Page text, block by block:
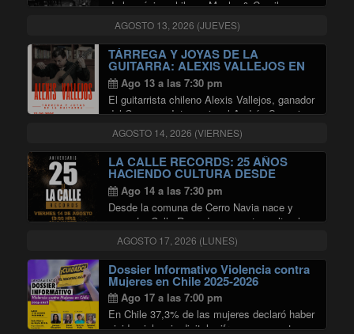
de la música chilena; Macha & Camilo
Salinas, acompañados por el Cuarteto
Austral y Martín Benavides.
AGOSTO 13, 2026 (JUEVES)
TÁRREGA Y JOYAS DE LA
GUITARRA: ALEXIS VALLEJOS EN
SALA MASTER
Ago 13 a las 7:30 pm
El guitarrista chileno Alexis Vallejos, ganador
del Concurso Internacional Andrés Segovia
de Linares (España), presenta un recital
dedicado a algunas de las obras más
emblemáticas del repertorio guitarrístico, con
especial énfasis en la música de …
Continuar leyendo "TÁRREGA Y JOYAS DE LA
AGOSTO 14, 2026 (VIERNES)
LA CALLE RECORDS: 25 AÑOS
HACIENDO CULTURA DESDE
CERRO NAVIA EN SALA MASTER
Ago 14 a las 7:30 pm
Desde la comuna de Cerro Navia nace y
crece La Calle Records, un centro cultural y
sello discográfico con 25 años de historia
dedicado a impulsar las múltiples
expresiones artísticas, especialmente la
cultura Hip Hop. …Continuar leyendo"LA CALLE
AGOSTO 17, 2026 (LUNES)
Dossier Informativo Violencia contra
Mujeres en Chile 2025-2026
Ago 17 a las 7:00 pm
En Chile 37,3% de las mujeres declaró haber
vivido violencia digital, cifra que aumenta en